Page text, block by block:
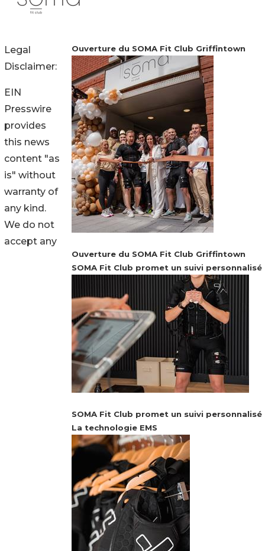
Ouverture du SOMA Fit Club Griffintown
Ouverture du SOMA Fit Club Griffintown
SOMA Fit Club promet un suivi personnalisé
SOMA Fit Club promet un suivi personnalisé
La technologie EMS
Legal
Disclaimer:
EIN
Presswire
provides
this news
content "as
is" without
warranty of
any kind.
We do not
accept any